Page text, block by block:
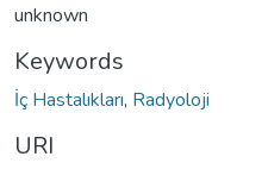
unknown
Keywords
İç Hastalıkları, Radyoloji
URI